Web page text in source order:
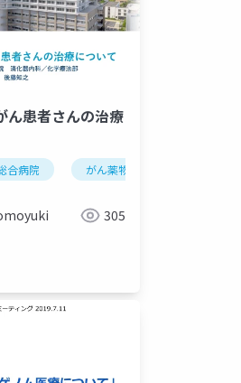
腫瘍内科
ん患者さんの治療
合病院 がん薬物療法
305